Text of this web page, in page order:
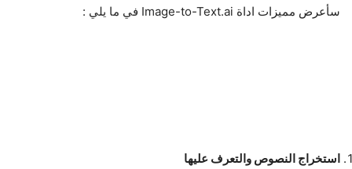
سأعرض مميزات اداة Image-to-Text.ai في ما يلي :
استخراج النصوص والتعرف عليها